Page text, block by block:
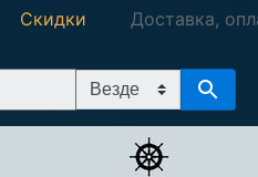
Скидки Доставка,